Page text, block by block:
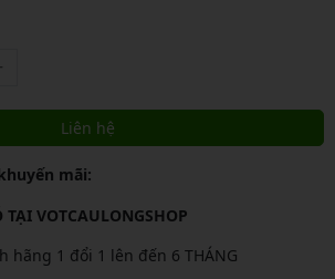
Liên hệ
mãi:
VOTCAULONGSHOP
hãng 1 đổi 1 lên đến 6 THÁNG